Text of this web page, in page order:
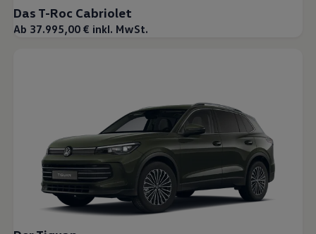
Das T-Roc Cabriolet
Ab 37.995,00 € inkl. MwSt.